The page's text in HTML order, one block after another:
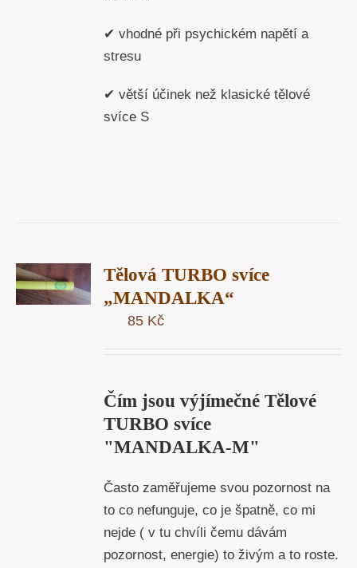
✔ vhodné při psychickém napětí a
stresu
✔ větší účinek než klasické tělové
svíce S
Tělová TURBO svíce
„MANDALKA“
85 Kč
Čím jsou výjímečné Tělové
TURBO svíce
"MANDALKA-M"
Často zaměřujeme svou pozornost na
to co nefunguje, co je špatně, co mi
nejde ( v tu chvíli čemu dávám
pozornost, energie) to živým a to roste.